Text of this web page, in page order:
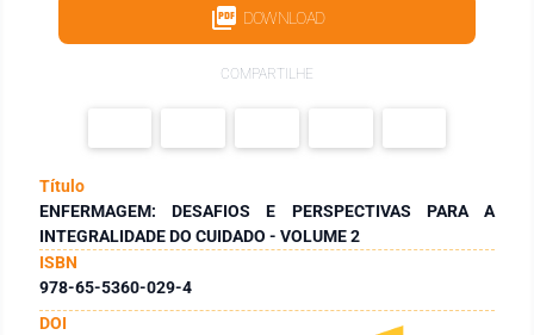
DOWNLOAD
COMPARTILHE
Título
ENFERMAGEM: DESAFIOS E PERSPECTIVAS PARA A
INTEGRALIDADE DO CUIDADO - VOLUME 2
ISBN
978-65-5360-029-4
DOI